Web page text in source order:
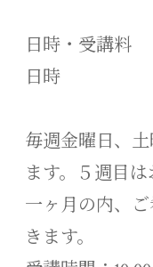
日時・受講料
日時
毎週金曜日、
ます。５週目は
一ヶ月の内、
きます。